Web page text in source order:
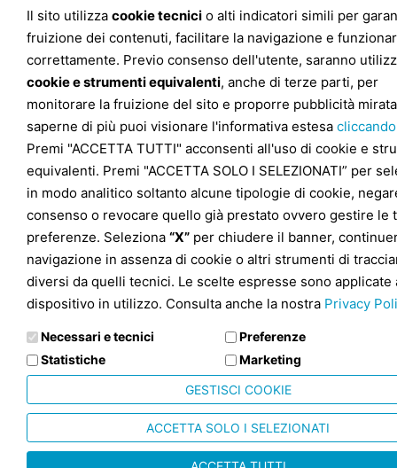
Il sito utilizza cookie tecnici o alti indicatori simili per
fruizione dei contenuti, facilitare la navigazione e
correttamente. Previo consenso dell'utente, saranno
cookie e strumenti equivalenti, anche di terze parti, per
monitorare la fruizione del sito e proporre pubblicità
saperne di più puoi visionare l'informativa estesa
Premi "ACCETTA TUTTI" acconsenti all'uso di cookie e
equivalenti. Premi "ACCETTA SOLO I SELEZIONATI” per
in modo analitico soltanto alcune tipologie di cookie,
consenso o revocare quello già prestato ovvero gestire le
preferenze. Seleziona “X” per chiudere il banner,
navigazione in assenza di cookie o altri strumenti di
diversi da quelli tecnici. Le scelte espresse sono applicate
dispositivo in utilizzo. Consulta anche la nostra Privacy
Necessari e tecnici
Preferenze
Statistiche
Marketing
GESTISCI COOKIE
ACCETTA SOLO I SELEZIONATI